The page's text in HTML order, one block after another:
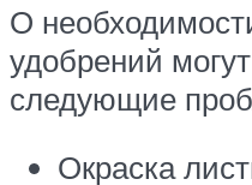
О
удобрений
следующие
Окраска